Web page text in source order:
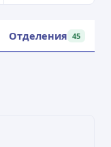
Отделения 45